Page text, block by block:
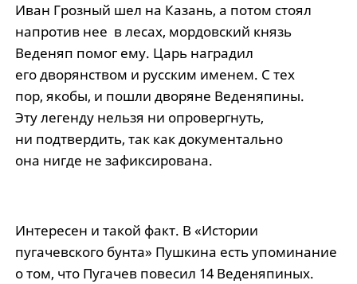
Иван Грозный шел на Казань, а потом стоял
напротив нее в лесах, мордовский князь
Веденяп помог ему. Царь наградил
его дворянством и русским именем. С тех
пор, якобы, и пошли дворяне Веденяпины.
Эту легенду нельзя ни опровергнуть,
ни подтвердить, так как документально
она нигде не зафиксирована.
Интересен и такой факт. В «Истории
пугачевского бунта» Пушкина есть упоминание
о том, что Пугачев повесил 14 Веденяпиных.